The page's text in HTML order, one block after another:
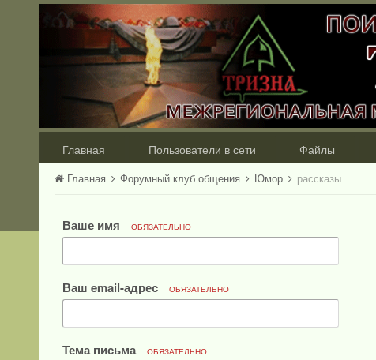
Главная Пользователи в сети Файлы
Главная Форумный клуб общения Юмор рассказы
Ваше имя ОБЯЗАТЕЛЬНО
Ваш email-адрес ОБЯЗАТЕЛЬНО
Тема письма ОБЯЗАТЕЛЬНО